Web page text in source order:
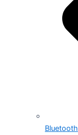
Bluetooth